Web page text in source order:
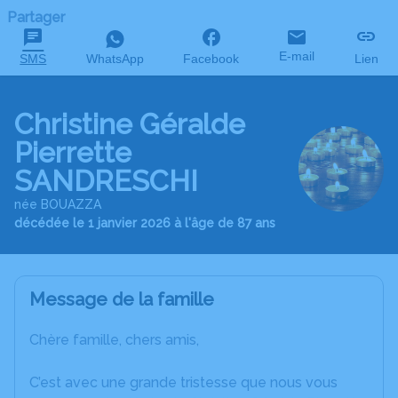
Partager
SMS WhatsApp Facebook E-mail Lien
Christine Géralde
Pierrette
SANDRESCHI
née BOUAZZA
décédée le 1 janvier 2026 à l'âge de 87 ans
Message de la famille
Chère famille, chers amis,
C’est avec une grande tristesse que nous vous